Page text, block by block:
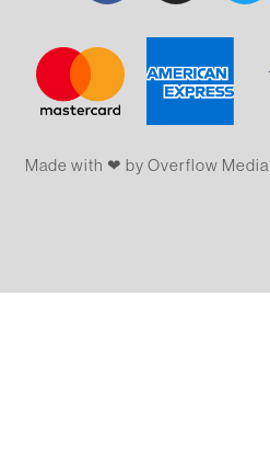
Made with ❤ by Overflow​​ Media